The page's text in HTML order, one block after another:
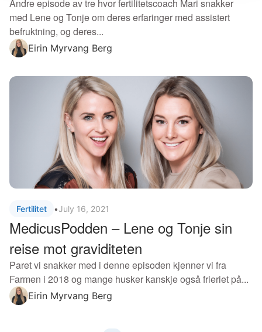
Andre episode av tre hvor fertilitetscoach Mari snakker
med Lene og Tonje om deres erfaringer med assistert
befruktning, og deres...
Eirin Myrvang Berg
Fertilitet •July 16, 2021
MedicusPodden – Lene og Tonje sin
reise mot graviditeten
Paret vi snakker med i denne episoden kjenner vi fra
Farmen i 2018 og mange husker kanskje også frieriet på...
Eirin Myrvang Berg